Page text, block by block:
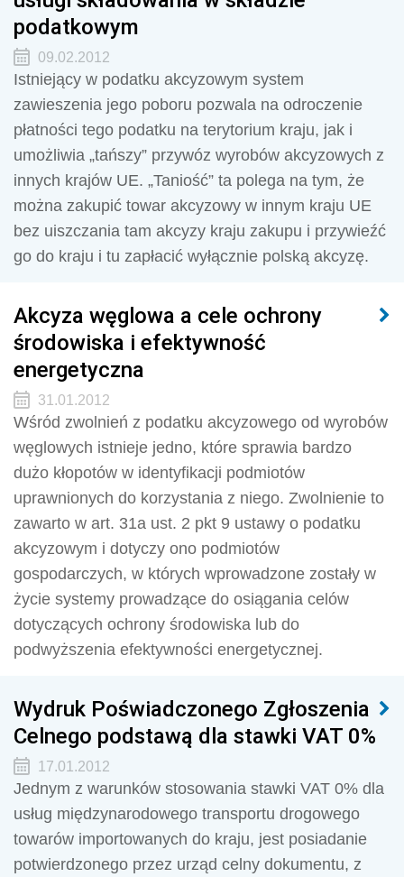
podatkowym
09.02.2012
Istniejący w podatku akcyzowym system
zawieszenia jego poboru pozwala na odroczenie
płatności tego podatku na terytorium kraju, jak i
umożliwia „tańszy” przywóz wyrobów akcyzowych z
innych krajów UE. „Taniość” ta polega na tym, że
można zakupić towar akcyzowy w innym kraju UE
bez uiszczania tam akcyzy kraju zakupu i przywieźć
go do kraju i tu zapłacić wyłącznie polską akcyzę.
Akcyza węglowa a cele ochrony
środowiska i efektywność
energetyczna
31.01.2012
Wśród zwolnień z podatku akcyzowego od wyrobów
węglowych istnieje jedno, które sprawia bardzo
dużo kłopotów w identyfikacji podmiotów
uprawnionych do korzystania z niego. Zwolnienie to
zawarto w art. 31a ust. 2 pkt 9 ustawy o podatku
akcyzowym i dotyczy ono podmiotów
gospodarczych, w których wprowadzone zostały w
życie systemy prowadzące do osiągania celów
dotyczących ochrony środowiska lub do
podwyższenia efektywności energetycznej.
Wydruk Poświadczonego Zgłoszenia
Celnego podstawą dla stawki VAT 0%
17.01.2012
Jednym z warunków stosowania stawki VAT 0% dla
usług międzynarodowego transportu drogowego
towarów importowanych do kraju, jest posiadanie
potwierdzonego przez urząd celny dokumentu, z